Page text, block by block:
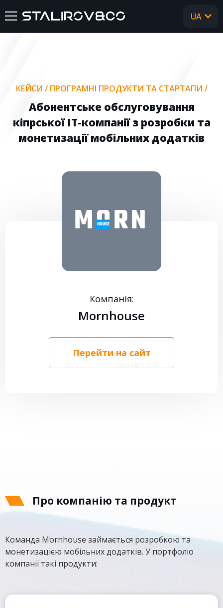
ПОСЛУГИ
КЕЙСИ
FAQ
UA
КЕЙСИ / ПРОГРАМНІ ПРОДУКТИ ТА СТАРТАПИ /
Абонентське обслуговування
кіпрської IT-компанії з розробки та
монетизації мобільних додатків
Компанія:
Mornhouse
Перейти на сайт
Про компанію та продукт
Команда Mornhouse займається розробкою та
монетизацією мобільних додатків. У портфоліо
компанії такі продукти: